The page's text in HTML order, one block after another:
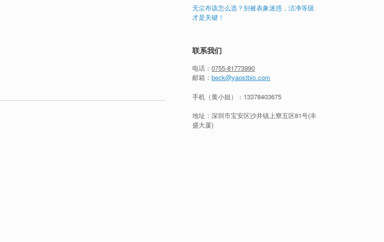
无尘布该怎么选？别被表象迷惑，洁净等级
才是关键！
联系我们
电话：0755-81773990
邮箱：beck@yaostbio.com
手机（黄小姐）： 13378403675
地址：深圳市宝安区沙井镇上寮五区81号(丰
盛大厦)